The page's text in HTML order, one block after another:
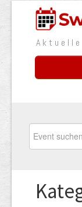
Vorteile